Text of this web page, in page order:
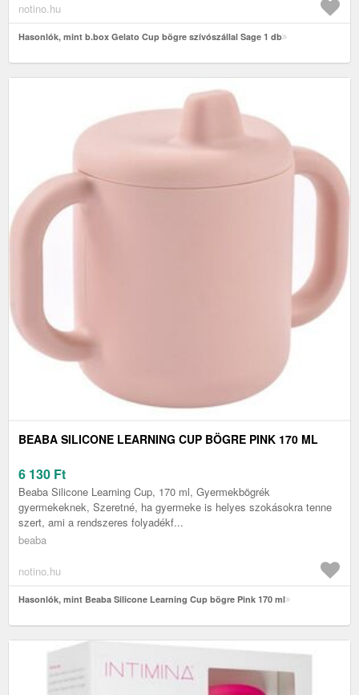
notino.hu
Hasonlók, mint b.box Gelato Cup bögre szívószállal Sage 1 db
BEABA SILICONE LEARNING CUP BÖGRE PINK 170 ML
6 130 Ft
Beaba Silicone Learning Cup, 170 ml, Gyermekbögrék
gyermekeknek, Szeretné, ha gyermeke is helyes szokásokra tenne
szert, ami a rendszeres folyadékf...
beaba
notino.hu
Hasonlók, mint Beaba Silicone Learning Cup bögre Pink 170 ml